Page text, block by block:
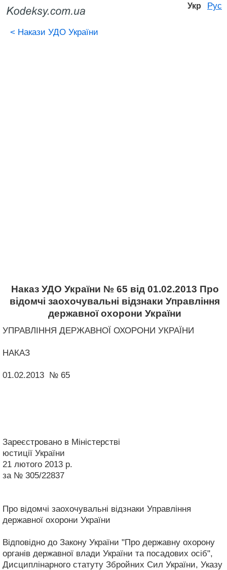
Укр Рус
< Накази УДО України
Наказ УДО України № 65 від 01.02.2013 Про
відомчі заохочувальні відзнаки Управління
державної охорони України
УПРАВЛІННЯ ДЕРЖАВНОЇ ОХОРОНИ УКРАЇНИ
НАКАЗ
01.02.2013 № 65
Зареєстровано в Міністерстві
юстиції України
21 лютого 2013 р.
за № 305/22837
Про відомчі заохочувальні відзнаки Управління
державної охорони України
Відповідно до Закону України "Про державну охорону
органів державної влади України та посадових осіб",
Дисциплінарного статуту Збройних Сил України, Указу